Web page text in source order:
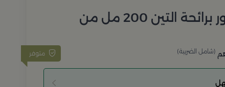
موزع عطور برائحة التين 200 مل من
متوفر (شامل الضريبة)